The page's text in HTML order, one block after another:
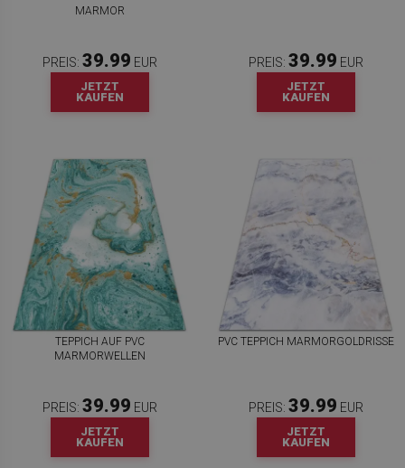
MARMOR
PREIS: 39.99 EUR
JETZT
KAUFEN
PREIS: 39.99 EUR
JETZT
KAUFEN
TEPPICH AUF PVC
MARMORWELLEN
PREIS: 39.99 EUR
JETZT
KAUFEN
PVC TEPPICH MARMORGOLDRISSE
PREIS: 39.99 EUR
JETZT
KAUFEN